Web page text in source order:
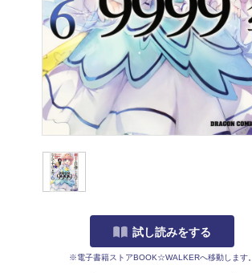
試し読みをする
※電子書籍ストアBOOK☆WALKERへ移動します。